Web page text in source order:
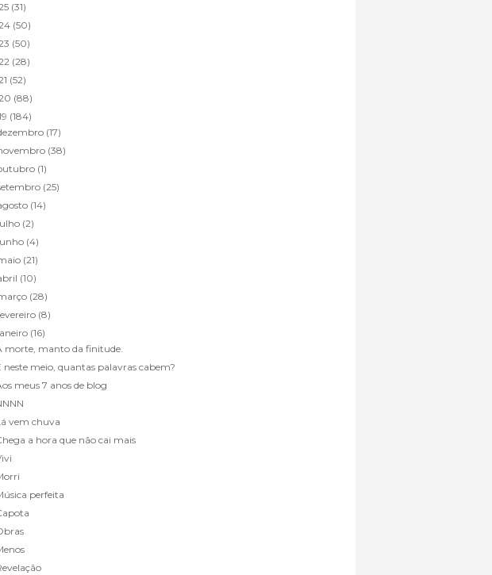
(31)
(50)
(50)
(28)
(52)
(88)
(184)
(17)
(38)
(1)
(25)
(14)
(2)
(4)
(21)
(10)
(28)
(8)
(16)
morte, manto da finitude.
neste meio, quantas palavras cabem?
meus 7 anos de blog
vem chuva
a hora que não cai mais
perfeita